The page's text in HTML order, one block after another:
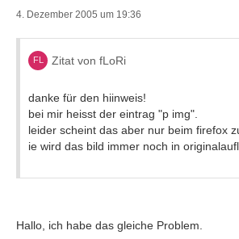
4. Dezember 2005 um 19:36
Zitat von fLoRi
danke für den hiinweis!
bei mir heisst der eintrag "p img".
leider scheint das aber nur beim firefox
ie wird das bild immer noch in
Hallo, ich habe das gleiche Problem.